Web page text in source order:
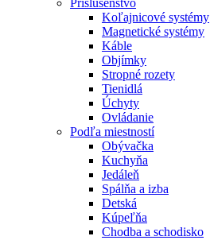
Príslušenstvo
Koľajnicové systémy
Magnetické systémy
Káble
Objímky
Stropné rozety
Tienidlá
Úchyty
Ovládanie
Podľa miestností
Obývačka
Kuchyňa
Jedáleň
Spálňa a izba
Detská
Kúpeľňa
Chodba a schodisko